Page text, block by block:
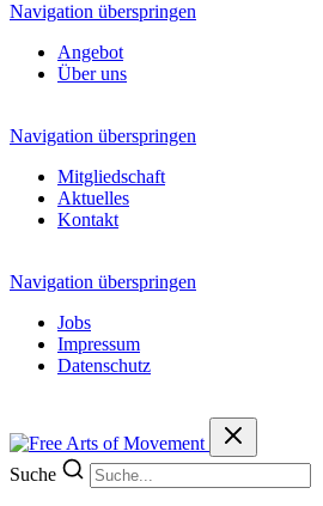
Navigation überspringen
Angebot
Über uns
Navigation überspringen
Mitgliedschaft
Aktuelles
Kontakt
Navigation überspringen
Jobs
Impressum
Datenschutz
Suche